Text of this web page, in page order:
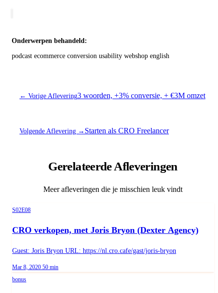
Onderwerpen behandeld:
podcast ecommerce conversion usability webshop english
← Vorige Aflevering3 woorden, +3% conversie, + €3M omzet
Volgende Aflevering → Starten als CRO Freelancer
Gerelateerde Afleveringen
Meer afleveringen die je misschien leuk vindt
Season 2, Episode 8
S02E08
CRO verkopen, met Joris Bryon (Dexter Agency)
Guest: Joris Bryon URL: https://nl.cro.cafe/gast/joris-bryon
Published on
Mar 8, 2020 Duration:
50 min
bonus